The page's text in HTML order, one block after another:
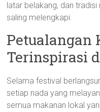
latar belakang, dan
saling melengkapi.
Petualangan
Terinspirasi
Selama festival
setiap nada yang
semua makanan lokal